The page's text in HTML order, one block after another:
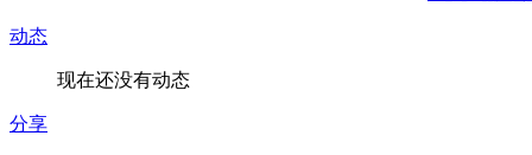
动态
现在还没有动态
分享